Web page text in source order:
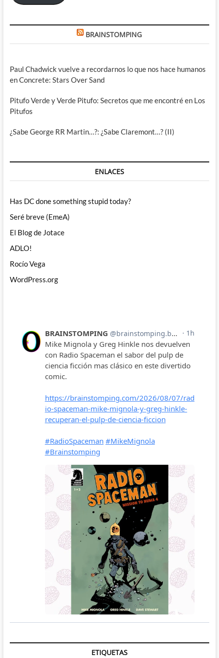
BRAINSTOMPING
Paul Chadwick vuelve a recordarnos lo que nos hace humanos
en Concrete: Stars Over Sand
Pitufo Verde y Verde Pitufo: Secretos que me encontré en Los
Pitufos
¿Sabe George RR Martin…?: ¿Sabe Claremont…? (II)
ENLACES
Has DC done something stupid today?
Seré breve (EmeA)
El Blog de Jotace
ADLO!
Rocío Vega
WordPress.org
ETIQUETAS